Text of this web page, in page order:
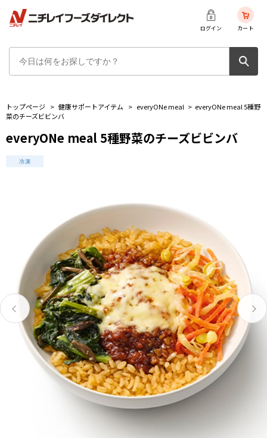
ログイン カート
トップページ > 健康サポートアイテム > everyONe meal > everyONe meal 5種野
菜のチーズビビンバ
everyONe meal 5種野菜のチーズビビンバ